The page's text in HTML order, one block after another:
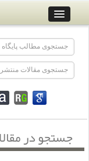
جستجو در